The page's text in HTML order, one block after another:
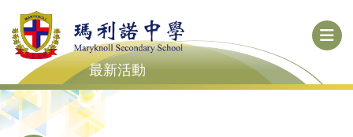
最新活動